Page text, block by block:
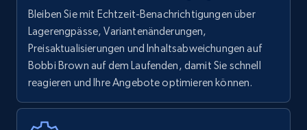
Amazon Reviews
URL, Product name, Product rating, Product
rating object, Product rating max, Rating,
Author name, Asin, and more.
Bleiben Sie mit Echtzeit-Benachrichtigungen über
Lagerengpässe, Variantenänderungen,
Preisaktualisierungen und Inhaltsabweichungen auf
Bobbi Brown auf dem Laufenden, damit Sie schnell
reagieren und Ihre Angebote optimieren können.